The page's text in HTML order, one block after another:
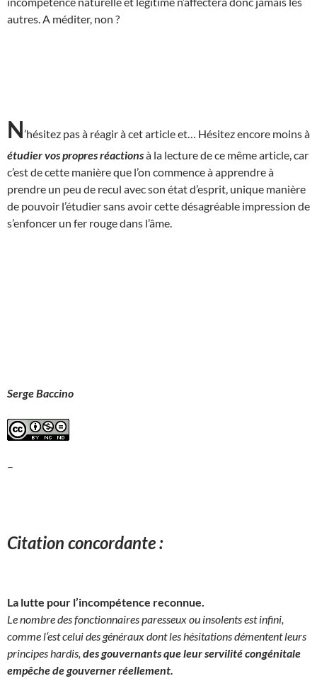
autres. A méditer, non ?
N’hésitez pas à réagir à cet article et… Hésitez encore moins à
étudier vos propres réactionsà la lecture de ce même article, car
c’est de cette manière que l’on commence à apprendre à
prendre un peu de recul avec son état d’esprit, unique manière
de pouvoir l’étudier sans avoir cette désagréable impression de
s’enfoncer un fer rouge dans l’âme.
Serge Baccino
–
Citation concordante :
La lutte pour l’incompétence reconnue.
Le nombre des fonctionnaires paresseux ou insolents est infini,
comme l‘est celui des généraux dont les hésitations démentent leurs
principes hardis, des gouvernants que leur servilité congénitale
empêche de gouverner réellement.